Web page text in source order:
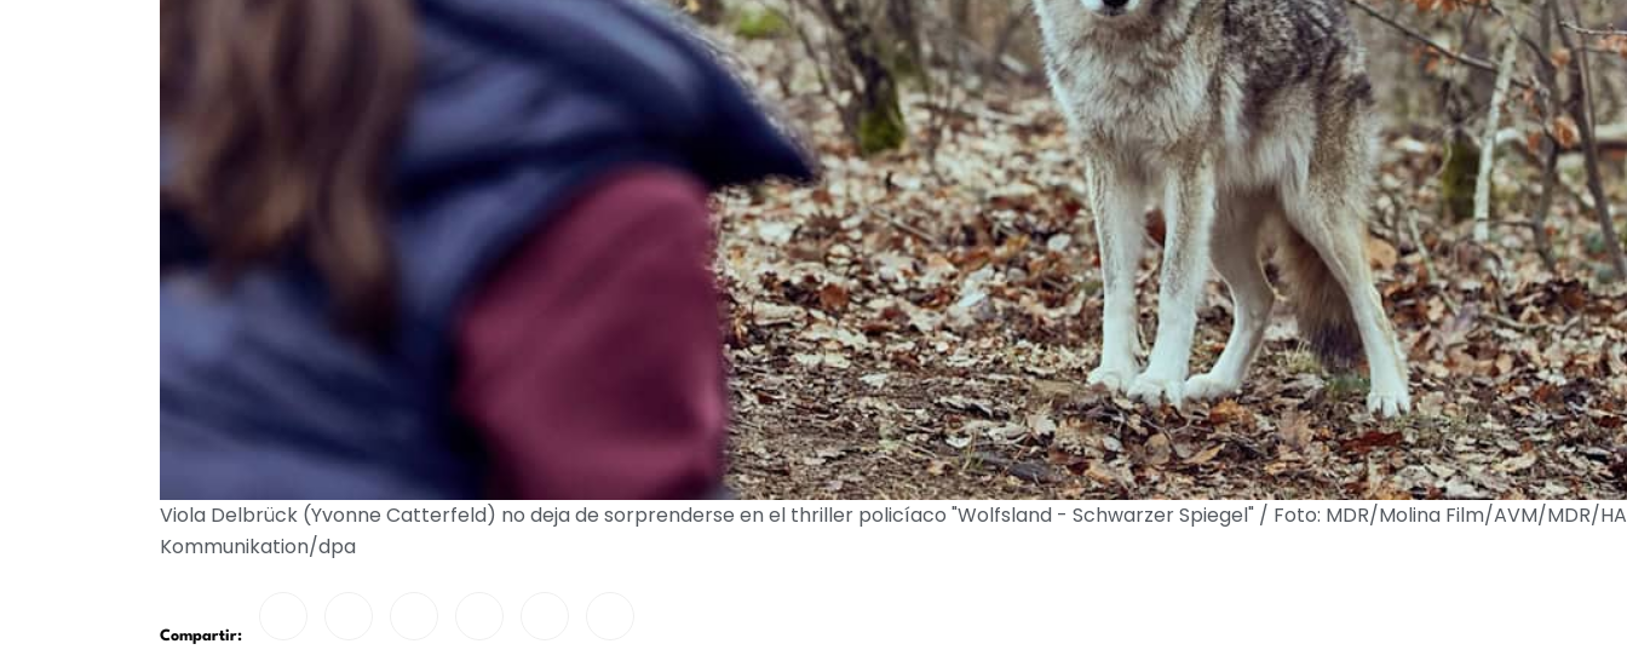
Viola Delbrück (Yvonne Catterfeld) no deja de sorprenderse en el thriller policíaco "Wolfsland - Schwarzer Spiegel" / Foto: MDR/Molina Film/AVM/MDR/HA
Kommunikation/dpa
Compartir: